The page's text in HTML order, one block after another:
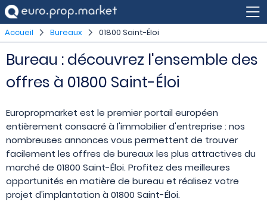
Accueil Bureaux 01800 Saint-Éloi
Bureau : découvrez l'ensemble des
offres à 01800 Saint-Éloi
Europropmarket est le premier portail européen
entièrement consacré à l'immobilier d'entreprise : nos
nombreuses annonces vous permettent de trouver
facilement les offres de bureaux les plus attractives du
marché de 01800 Saint-Éloi. Profitez des meilleures
opportunités en matière de bureau et réalisez votre
projet d'implantation à 01800 Saint-Éloi.